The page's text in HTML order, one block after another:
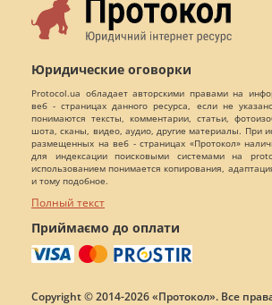
Юридические оговорки
Protocol.ua обладает авторскими правами на
веб - страницах данного ресурса, если не
понимаются тексты, комментарии, статьи,
шота, сканы, видео, аудио, другие материалы. При
размещенных на веб - страницах «Протокол»
для индексации поисковыми системами на
использованием понимается копирования,
и тому подобное.
Полный текст
Приймаємо до оплати
Copyright © 2014-2026 «Протокол». Все